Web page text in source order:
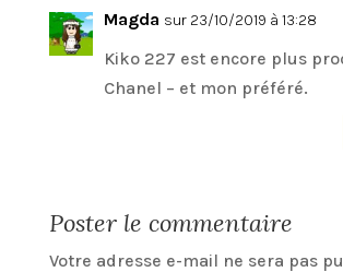
Magda sur 23/10/2019 à 13:28
Kiko 227 est encore plus
Chanel – et mon préféré.
Poster le commentaire
Votre adresse e-mail ne sera pas